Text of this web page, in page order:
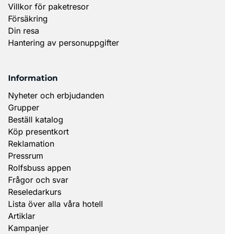
Villkor för paketresor
Försäkring
Din resa
Hantering av personuppgifter
Information
Nyheter och erbjudanden
Grupper
Beställ katalog
Köp presentkort
Reklamation
Pressrum
Rolfsbuss appen
Frågor och svar
Reseledarkurs
Lista över alla våra hotell
Artiklar
Kampanjer